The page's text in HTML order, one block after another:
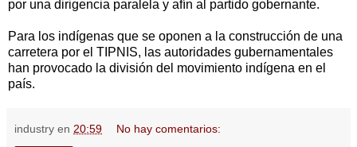
por una dirigencia paralela y afín al partido gobernante.
Para los indígenas que se oponen a la construcción de una
carretera por el TIPNIS, las autoridades gubernamentales
han provocado la división del movimiento indígena en el
país.
industry en 20:59 No hay comentarios: